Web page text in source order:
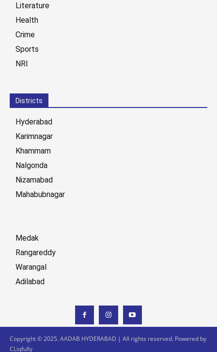
Literature
Health
Crime
Sports
NRI
Districts
Hyderabad
Karimnagar
Khammam
Nalgonda
Nizamabad
Mahabubnagar
Medak
Rangareddy
Warangal
Adilabad
Copyright © 2025. AADAB HYDERABAD | All rights reserved. Powered by
CLiqfully